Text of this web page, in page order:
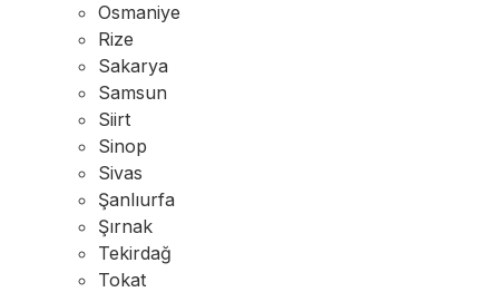
Osmaniye
Rize
Sakarya
Samsun
Siirt
Sinop
Sivas
Şanlıurfa
Şırnak
Tekirdağ
Tokat